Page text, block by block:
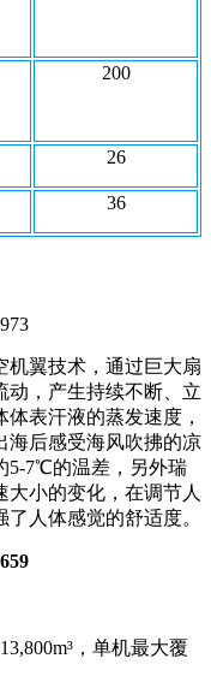
200
26
36
机翼技术，通过巨大扇
动，产生持续不断、立
表汗液的蒸发速度，
海后感受海风吹拂的凉
5-7℃的温差，另外瑞
小的变化，在调节人
人体感觉的舒适度。
，单机最大覆